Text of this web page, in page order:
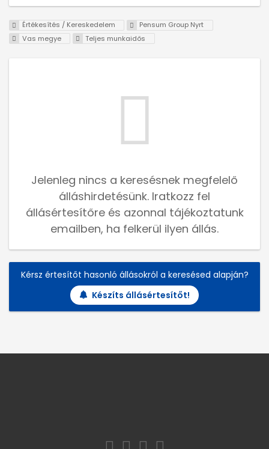
Értékesítés / Kereskedelem
Pensum Group Nyrt
Vas megye
Teljes munkaidős
Jelenleg nincs a keresésnek megfelelő
álláshirdetésünk. Iratkozz fel
állásértesítőre és azonnal tájékoztatunk
emailben, ha felkerül ilyen állás.
Kérsz értesítőt hasonló állásokról a keresésed alapján?
Készíts állásértesítőt!